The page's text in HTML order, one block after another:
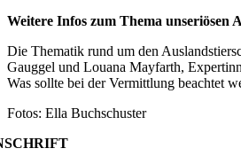
Weitere Infos zum Thema unseriösen
Die Thematik rund um den
Gauggel und Louana Mayfarth,
Was sollte bei der Vermittlung beachtet
Fotos: Ella Buchschuster